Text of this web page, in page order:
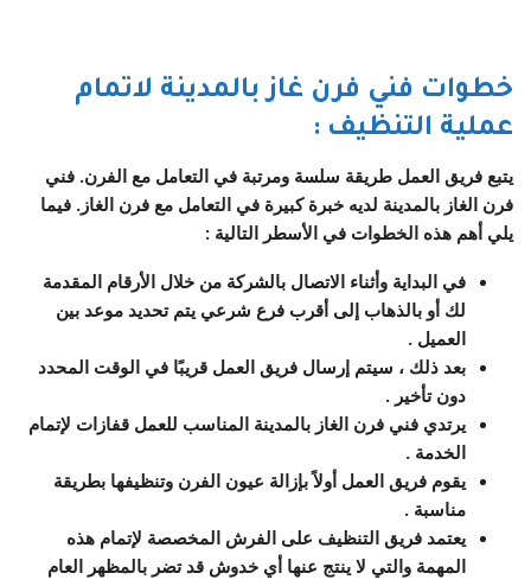
خطوات فني فرن غاز بالمدينة لاتمام
عملية التنظيف :
يتبع فريق العمل طريقة سلسة ومرتبة في التعامل مع الفرن. فني
فرن الغاز بالمدينة لديه خبرة كبيرة في التعامل مع فرن الغاز. فيما
يلي أهم هذه الخطوات في الأسطر التالية :
في البداية وأثناء الاتصال بالشركة من خلال الأرقام المقدمة
لك أو بالذهاب إلى أقرب فرع شرعي يتم تحديد موعد بين
العميل .
بعد ذلك ، سيتم إرسال فريق العمل قريبًا في الوقت المحدد
دون تأخير .
يرتدي فني فرن الغاز بالمدينة المناسب للعمل قفازات لإتمام
الخدمة .
يقوم فريق العمل أولاً بإزالة عيون الفرن وتنظيفها بطريقة
مناسبة .
يعتمد فريق التنظيف على الفرش المخصصة لإتمام هذه
المهمة والتي لا ينتج عنها أي خدوش قد تضر بالمظهر العام